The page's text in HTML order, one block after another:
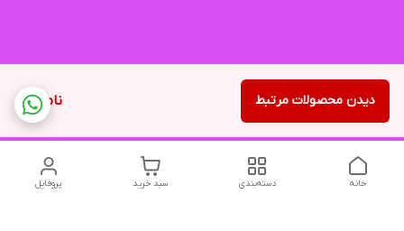
ناموجود دیدن محصولات مرتبط
پروفایل سبد خرید دسته‌بندی خانه